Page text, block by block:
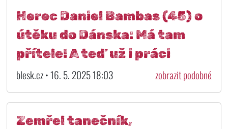
Herec Daniel Bambas (45) o
útěku do Dánska: Má tam
přítele! A teď už i práci
blesk.cz • 16. 5. 2025 18:03 zobrazit podobné
Zemřel tanečník,